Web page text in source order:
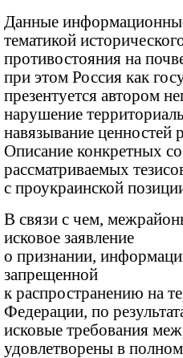
Данные
тематикой
противостояния на
при этом Россия как
презентуется автором
нарушение
навязывание ценностей
Описание конкретных
рассматриваемых
с проукраинской
В связи с чем,
исковое заявление
о признании,
запрещенной
к распространению на
Федерации, по
исковые требования
удовлетворены в